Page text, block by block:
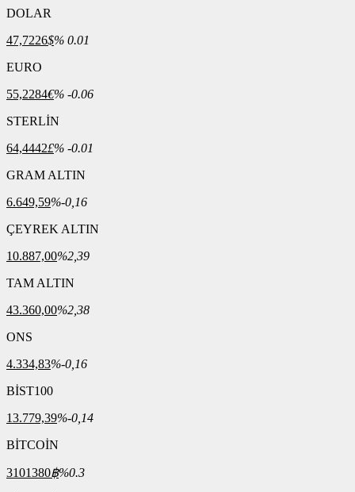
DOLAR
47,7226$% 0.01
EURO
55,2284€% -0.06
STERLİN
64,4442£% -0.01
GRAM ALTIN
6.649,59%-0,16
ÇEYREK ALTIN
10.887,00%2,39
TAM ALTIN
43.360,00%2,38
ONS
4.334,83%-0,16
BİST100
13.779,39%-0,14
BİTCOİN
3101380฿%0.3